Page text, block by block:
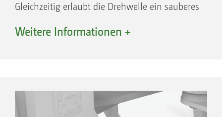
Gleichzeitig erlaubt die Drehwelle ein sauberes
Schläuche beschädigt werden.
Weitere Informationen +